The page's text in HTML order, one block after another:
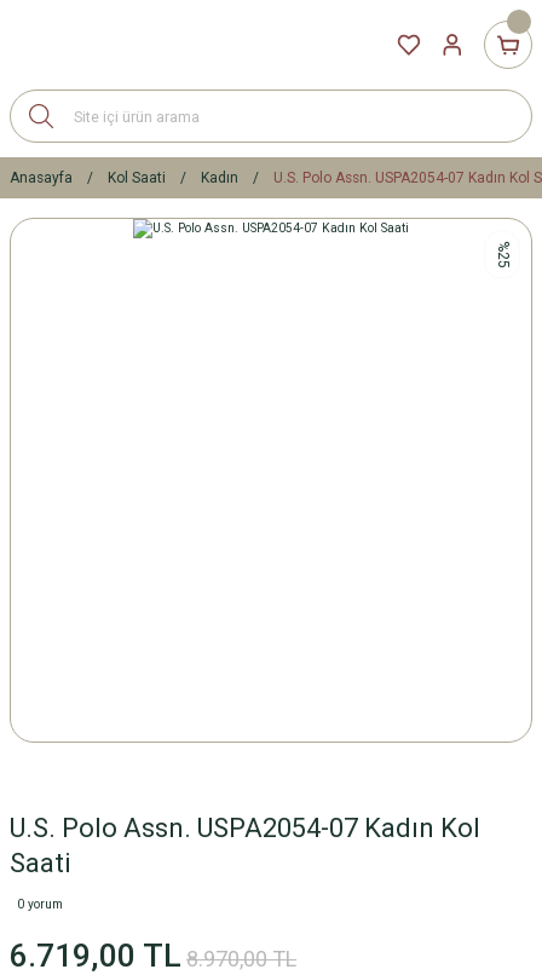
Anasayfa Kol Saati Kadın U.S. Polo Assn. USPA2054-07 Kadın Kol
%25
U.S. Polo Assn. USPA2054-07 Kadın Kol
Saati
0 yorum
6.719,00 TL 8.970,00 TL